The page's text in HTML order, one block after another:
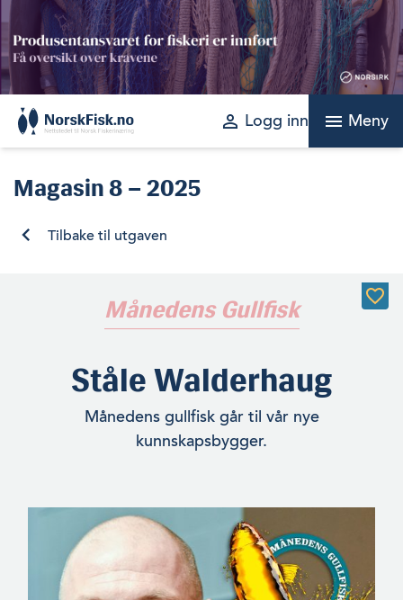
Skip
to
content
perm_identity Logg inn menu Meny
Magasin8 – 2025
Tilbake til utgaven
Månedens Gullfisk
Ståle Walderhaug
Månedens gullfisk går til vår nye
kunnskapsbygger.